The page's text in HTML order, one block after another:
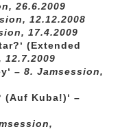
26.6.2009
12.12.2008
17.4.2009
(Extended
12.7.2009
–8. Jamsession,
Kuba!)‘ –